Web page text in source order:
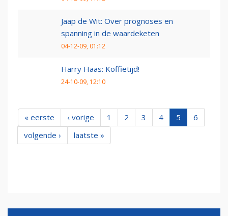
Jaap de Wit: Over prognoses en
spanning in de waardeketen
04-12-09, 01:12
Harry Haas: Koffietijd!
24-10-09, 12:10
« eerste ‹ vorige 1 2 3 4 5
6
volgende ›
laatste »